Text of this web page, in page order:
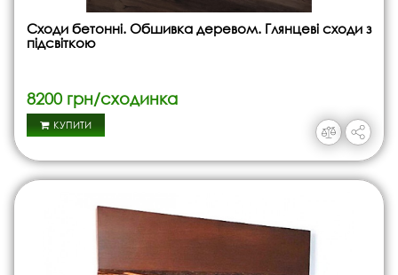
Сходи бетонні. Обшивка деревом. Глянцеві сходи з
підсвіткою
8200 грн/сходинка
КУПИТИ